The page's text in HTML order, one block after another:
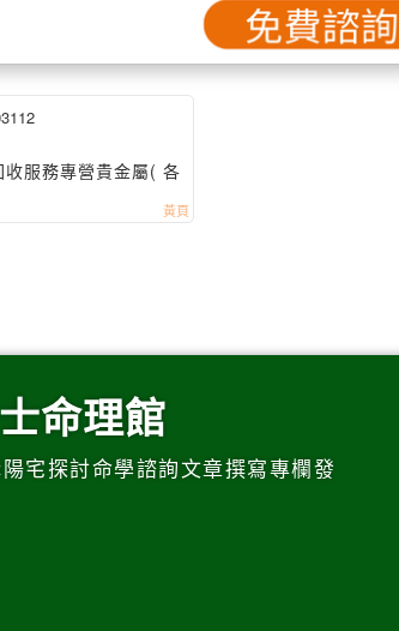
服務專營貴金屬( 各
命理館
宅探討命學諮詢文章撰寫專欄發